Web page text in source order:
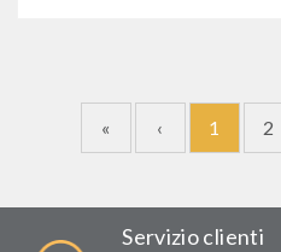
« ‹ 1 2
Servizio clienti